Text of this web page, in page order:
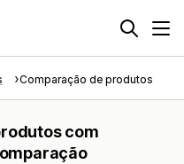
Comparação de produtos
com